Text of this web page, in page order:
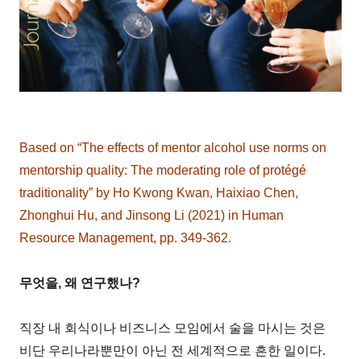
Based on “The effects of mentor alcohol use norms on
mentorship quality: The moderating role of protégé
traditionality” by Ho Kwong Kwan, Haixiao Chen,
Zhonghui Hu, and Jinsong Li (2021) in Human
Resource Management, pp. 349-362.
무엇을, 왜 연구했나?
직장 내 회식이나 비즈니스 모임에서 술을 마시는 것은
비단 우리나라뿐만이 아닌 전 세계적으로 흔한 일이다.